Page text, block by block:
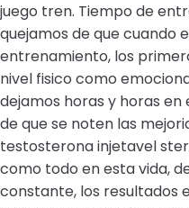
juego tren. Tiempo de
quejamos de que cuando
entrenamiento, los
nivel fisico como
dejamos horas y horas
de que se noten las
testosterona injetavel
como todo en esta vida,
constante, los resultados